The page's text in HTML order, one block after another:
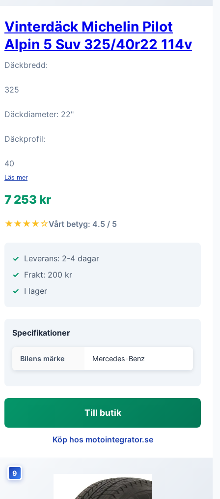
Vinterdäck Michelin Pilot
Alpin 5 Suv 325/40r22 114v
Däckbredd:
325
Däckdiameter: 22"
Däckprofil:
40
Läs mer
7 253 kr
★★★★☆Vårt betyg: 4.5 / 5
Leverans: 2-4 dagar
Frakt: 200 kr
I lager
Specifikationer
Bilens märke Mercedes-Benz
Till butik
Köp hos motointegrator.se
9